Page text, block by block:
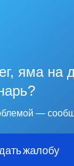
яма на
—
жалобу